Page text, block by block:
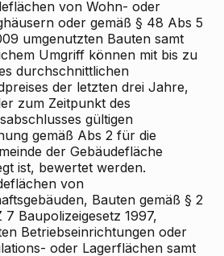
von Wohn- oder
oder gemäß § 48 Abs 5
umgenutzten Bauten samt
Umgriff können mit bis zu
durchschnittlichen
der letzten drei Jahre,
zum Zeitpunkt des
gültigen
gemäß Abs 2 für die
der Gebäudefläche
ist, bewertet werden.
von
Bauten gemäß § 2
7 Baupolizeigesetz 1997,
Betriebseinrichtungen oder
oder Lagerflächen samt